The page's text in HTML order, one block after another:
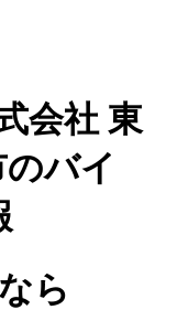
会社 東
バイ
ら